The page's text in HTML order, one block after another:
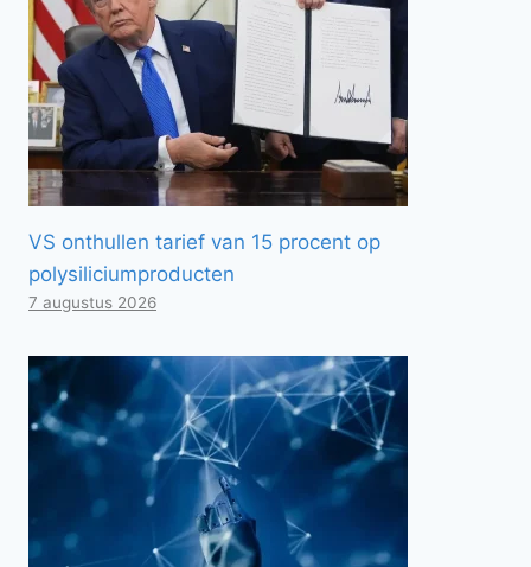
VS onthullen tarief van 15 procent op
polysiliciumproducten
7 augustus 2026